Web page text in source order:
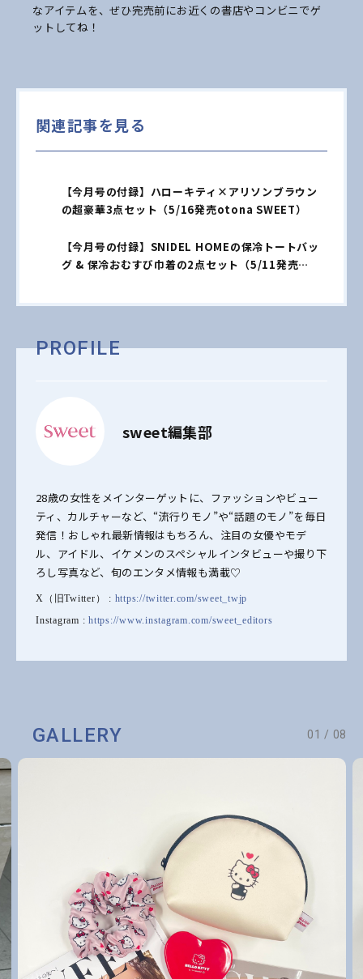
なアイテムを、ぜひ完売前にお近くの書店やコンビニでゲ
ットしてね！
関連記事を見る
【今月号の付録】ハローキティ×アリソンブラウン
の超豪華3点セット（5/16発売otona SWEET）
【今月号の付録】SNIDEL HOMEの保冷トートバッ
グ & 保冷おむすび巾着の2点セット（5/11発売
PROFILE
sweet編集部
28歳の女性をメインターゲットに、ファッションやビュー
ティ、カルチャーなど、“流行りモノ”や“話題のモノ”を毎日
発信！おしゃれ最新情報はもちろん、注目の女優やモデ
ル、アイドル、イケメンのスペシャルインタビューや撮り下
ろし写真など、旬のエンタメ情報も満載♡
X（旧Twitter） : https://twitter.com/sweet_twjp
Instagram : https://www.instagram.com/sweet_editors
GALLERY 01 / 08